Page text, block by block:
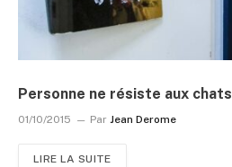
Personne ne résiste aux chats
01/10/2015 Par Jean Derome
LIRE LA SUITE